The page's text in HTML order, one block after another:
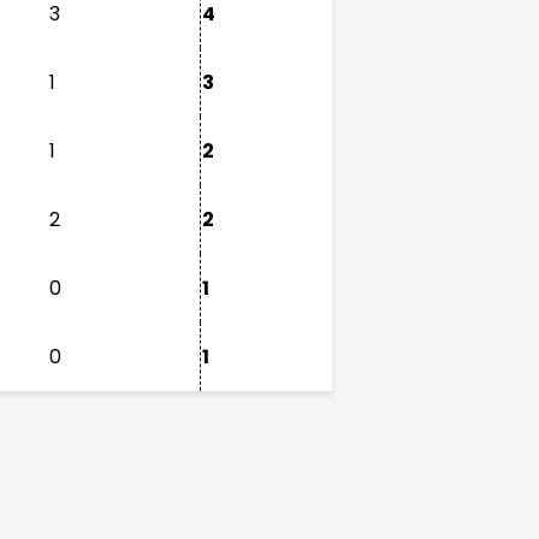
3 4
1 3
1 2
2 2
0 1
0 1